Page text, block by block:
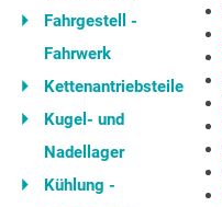
Fahrgestell -
Fahrwerk
Kettenantriebsteile
Kugel- und
Nadellager
Kühlung -